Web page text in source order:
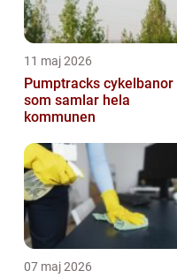
11 maj 2026
Pumptracks cykelbanor
som samlar hela
kommunen
07 maj 2026